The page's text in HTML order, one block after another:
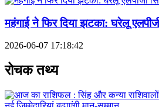
महंगाई ने फिर दिया झटका: घरेलू
2026-06-07 17:18:42
रोचक तथ्य